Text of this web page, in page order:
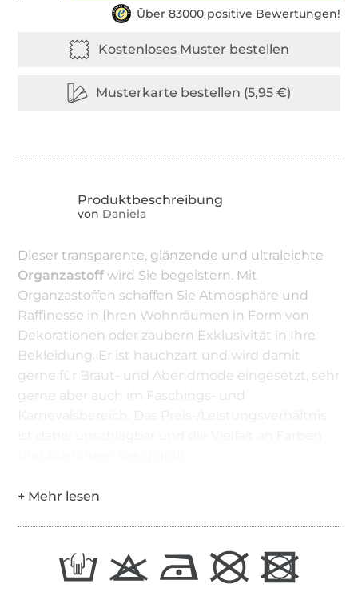
Über 83000 positive Bewertungen!
von Daniela
Dieser transparente, glänzende und ultraleichte
Organzastoff wird Sie begeistern. Mit
Organzastoffen schaffen Sie Atmosphäre und
Raffinesse in Ihren Wohnräumen in Form von
Dekorationen oder zaubern Exklusivität in Ihre
Bekleidung. Er ist hauchzart und wird damit
gerne für Braut- und Abendmode eingesetzt, sehr
gerne aber auch im Faschings- und